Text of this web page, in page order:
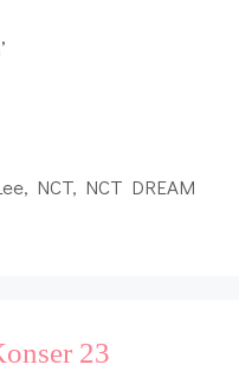
, NCT, NCT DREAM
23